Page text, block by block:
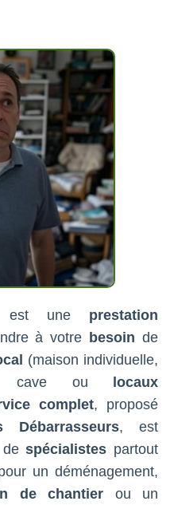
est une prestation
à votre besoin de
(maison individuelle,
cave ou locaux
complet, proposé
Débarrasseurs, est
despécialistes partout
un déménagement,
de chantier ou un